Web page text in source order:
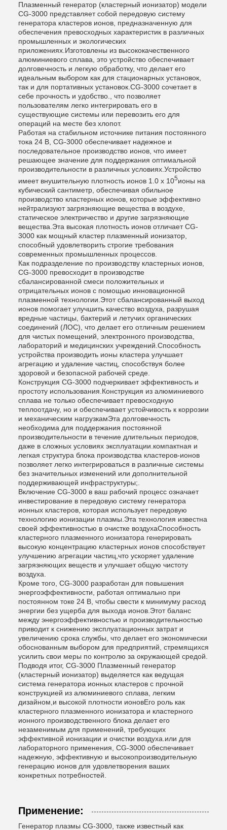
Плазменный генератор (кластерный ионизатор) модели
CG-3000 представляет собой передовую систему
генератора кластеров ионов, предназначенную для
обеспечения превосходных характеристик в различных
промышленных и экологических
приложениях.Изготовлены из высококачественного
алюминиевого сплава, это устройство обеспечивает
долговечность и легкую обработку, что делает его
идеальным выбором как для стационарных установок,
так и для портативных установок.CG-3000 сочетает в
себе прочность и удобство., что позволяет
пользователям легко интегрировать его в
существующие системы или перевозить его для
операций на месте без хлопот.
Работая на стабильном источнике питания постоянного
тока 24 В, CG-3000 обеспечивает надежное и
последовательное производство ионов, что имеет
решающее значение для поддержания оптимальной
производительности в различных условиях.Устройство
имеет внушительную плотность ионов 1.0 х 105ионы на
кубический сантиметр, обеспечивая обильное
производство кластерных ионов, которые эффективно
нейтрализуют загрязняющие вещества в воздухе,
статическое электричество и другие загрязняющие
вещества.Эта высокая плотность ионов отличает CG-
3000 как мощный кластер плазменный ионизатор,
способный удовлетворить строгие требования
современных промышленных процессов.
Как подразделение по производству кластерных ионов,
CG-3000 превосходит в производстве
сбалансированной смеси положительных и
отрицательных ионов с помощью инновационной
плазменной технологии.Этот сбалансированный выход
ионов помогает улучшить качество воздуха, разрушая
вредные частицы, бактерий и летучих органических
соединений (ЛОС), что делает его отличным решением
для чистых помещений, электронного производства,
лабораторий и медицинских учреждений.Способность
устройства производить ионы кластера улучшает
агрегацию и удаление частиц, способствуя более
здоровой и безопасной рабочей среде.
Конструкция CG-3000 подчеркивает эффективность и
простоту использования.Конструкция из алюминиевого
сплава не только обеспечивает превосходную
теплоотдачу, но и обеспечивает устойчивость к коррозии
и механическим нагрузкамЭта долговечность
необходима для поддержания постоянной
производительности в течение длительных периодов,
даже в сложных условиях эксплуатации.компактная и
легкая структура блока производства кластеров-ионов
позволяет легко интегрироваться в различные системы
без значительных изменений или дополнительной
поддерживающей инфраструктуры;.
Включение CG-3000 в ваш рабочий процесс означает
инвестирование в передовую систему генератора
ионных кластеров, которая использует передовую
технологию ионизации плазмы.Эта технология известна
своей эффективностью в очистке воздухаСпособность
кластерного плазменного ионизатора генерировать
высокую концентрацию кластерных ионов способствует
улучшению агрегации частиц,что ускоряет удаление
загрязняющих веществ и улучшает общую чистоту
воздуха.
Кроме того, CG-3000 разработан для повышения
энергоэффективности, работая оптимально при
постоянном токе 24 В, чтобы свести к минимуму расход
энергии без ущерба для выхода ионов.Этот баланс
между энергоэффективностью и производительностью
приводит к снижению эксплуатационных затрат и
увеличению срока службы, что делает его экономически
обоснованным выбором для предприятий, стремящихся
усилить свои меры по контролю за окружающей средой.
Подводя итог, CG-3000 Плазменный генератор
(кластерный ионизатор) выделяется как ведущая
система генератора ионных кластеров с прочной
конструкцией из алюминиевого сплава, легким
дизайном,и высокой плотности ионовЕго роль как
кластерного плазменного ионизатора и кластерного
ионного производственного блока делает его
незаменимым для применений, требующих
эффективной ионизации и очистки воздуха.или для
лабораторного применения, CG-3000 обеспечивает
надежную, эффективную и высокопроизводительную
генерацию ионов для удовлетворения ваших
конкретных потребностей.
Применение:
Генератор плазмы CG-3000, также известный как